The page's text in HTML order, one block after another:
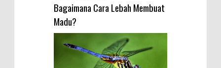
Bagaimana Cara Lebah Membuat
Madu?